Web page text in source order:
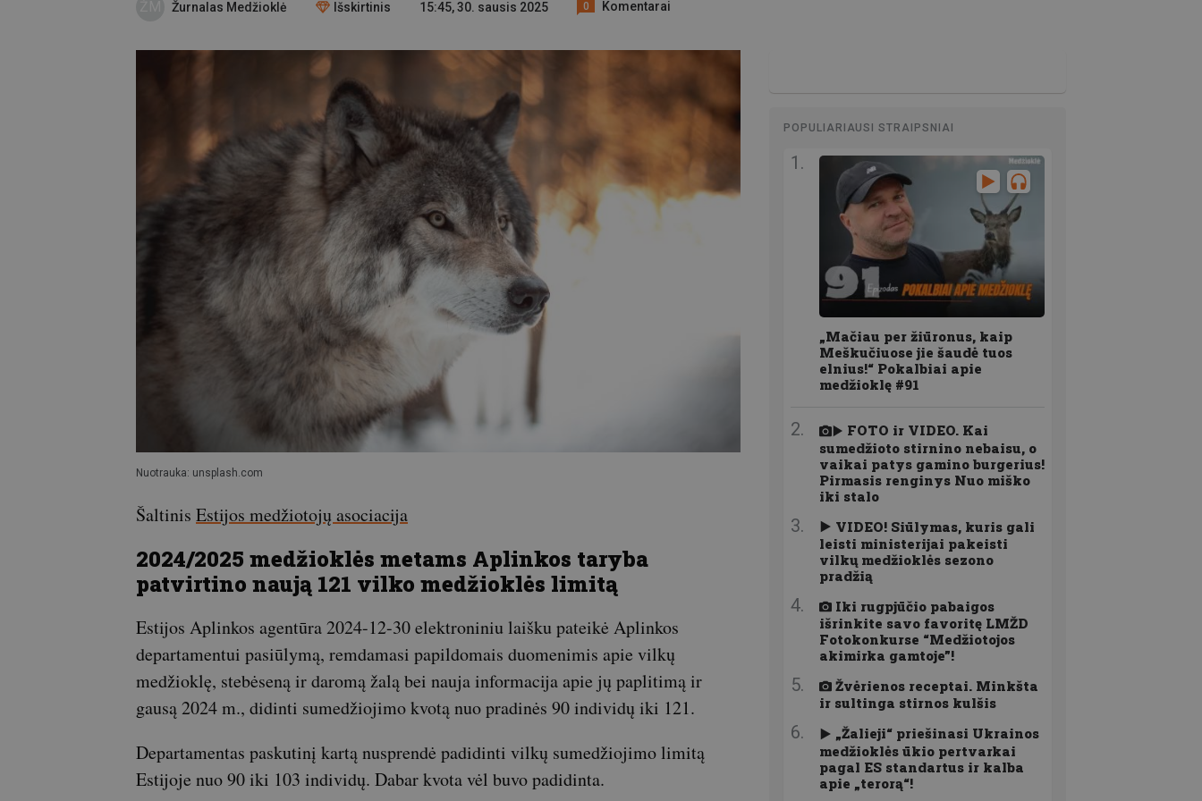
Žurnalas Medžioklė Išskirtinis 15:45, 30. sausis 2025 0 Komentarai
Nuotrauka: unsplash.com
Šaltinis Estijos medžiotojų asociacija
2024/2025 medžioklės metams Aplinkos taryba
patvirtino naują 121 vilko medžioklės limitą
Estijos Aplinkos agentūra 2024-12-30 elektroniniu laišku pateikė Aplinkos
departamentui pasiūlymą, remdamasi papildomais duomenimis apie vilkų
medžioklę, stebėseną ir daromą žalą bei nauja informacija apie jų paplitimą ir
gausą 2024 m., didinti sumedžiojimo kvotą nuo pradinės 90 individų iki 121.
Departamentas paskutinį kartą nusprendė padidinti vilkų sumedžiojimo limitą
Estijoje nuo 90 iki 103 individų. Dabar kvota vėl buvo padidinta.
POPULIARIAUSI STRAIPSNIAI
„Mačiau per žiūronus, kaip
Meškučiuose jie šaudė tuos
elnius!“ Pokalbiai apie
medžioklę #91
FOTO ir VIDEO. Kai
sumedžioto stirnino nebaisu, o
vaikai patys gamino burgerius!
Pirmasis renginys Nuo miško
iki stalo
VIDEO! Siūlymas, kuris gali
leisti ministerijai pakeisti
vilkų medžioklės sezono
pradžią
Iki rugpjūčio pabaigos
išrinkite savo favoritę LMŽD
Fotokonkurse “Medžiotojos
akimirka gamtoje”!
Žvėrienos receptai. Minkšta
ir sultinga stirnos kulšis
„Žalieji“ priešinasi Ukrainos
medžioklės ūkio pertvarkai
pagal ES standartus ir kalba
apie „terorą“!